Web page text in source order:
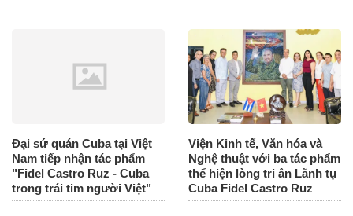
Đại sứ quán Cuba tại Việt
Nam tiếp nhận tác phẩm
"Fidel Castro Ruz - Cuba
trong trái tim người Việt"
Viện Kinh tế, Văn hóa và
Nghệ thuật với ba tác phẩm
thể hiện lòng tri ân Lãnh tụ
Cuba Fidel Castro Ruz